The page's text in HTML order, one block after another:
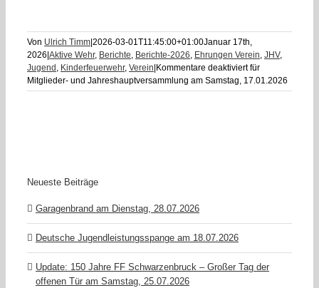
Von Ulrich Timm 2026-03-01T11:45:00+01:00Januar 17th,
2026 Aktive Wehr, Berichte, Berichte-2026, Ehrungen Verein, JHV,
Jugend , Kinderfeuerwehr, Verein Kommentare deaktiviertfür
Mitglieder- und Jahreshauptversammlung am Samstag, 17.01.2026
Neueste Beiträge
Garagenbrand am Dienstag, 28.07.2026
Deutsche Jugendleistungsspange am 18.07.2026
Update: 150 Jahre FF Schwarzenbruck – Großer Tag der
offenen Tür am Samstag, 25.07.2026